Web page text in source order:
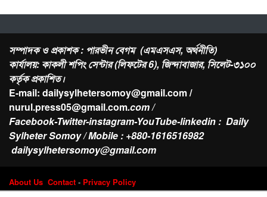
সম্পাদক ও প্রকাশক : পারভীন বেগম (এমএসএস, অর্থনীতি)
কার্যালয়: কাকলী শপিং সেন্টার (লিফটের 6), জিন্দাবাজার, সিলেট-৩১০০
কর্তৃক প্রকাশিত।
E-mail: dailysylhetersomoy@gmail.com /
nurul.press05@gmail.com.com /
Facebook-Twitter-instagram-YouTube-linkedin : Daily
Sylheter Somoy / Mobile : +880-1616516982
dailysylhetersomoy@gmail.com
About Us Contact - Privacy Policy
Design & Developed byWeb Nest